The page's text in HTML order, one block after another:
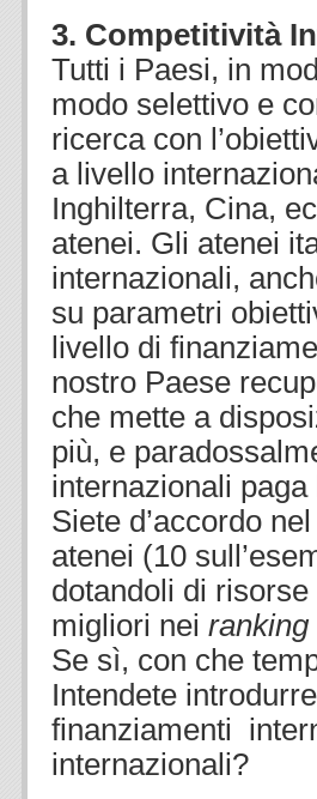
3. Competitività
Tutti i Paesi, in
modo selettivo e
ricerca con
a livello
Inghilterra, Cina,
atenei. Gli atenei
internazionali,
su parametri
livello di
nostro Paese
che mette a
più, e
internazionali paga
Siete d’accordo
atenei (10
dotandoli di
migliori nei ranking
Se sì, con che
Intendete
finanziamenti
internazionali?